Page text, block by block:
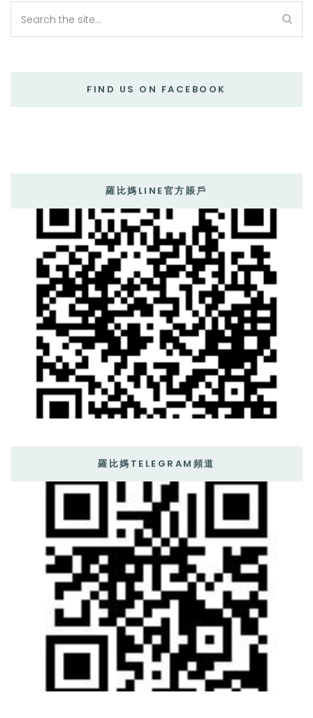
FIND US ON FACEBOOK
羅比媽LINE官方賬戶
羅比媽TELEGRAM頻道